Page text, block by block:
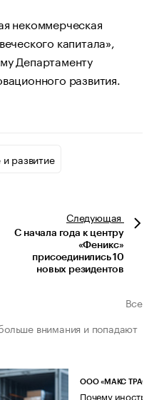
некоммерческая
капитала»,
Департаменту
развития.
развитие
Следующая
С начала года к центру
«Феникс»
присоединились 10
новых резидентов
Все
внимания и попадают
ООО «МАКС ТРАСТ»
Почему